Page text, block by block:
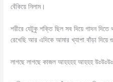
বেঁকিয়ে নিলাম।
শরীরে যেটুকু শক্তি ছিল সব দিয়ে গাদন
রেখেছি আর এদিকে আমার খ্যাপা বাঁড়া দিয়ে
লাগছে লাগছে কাজল আহহহহ আহহহ